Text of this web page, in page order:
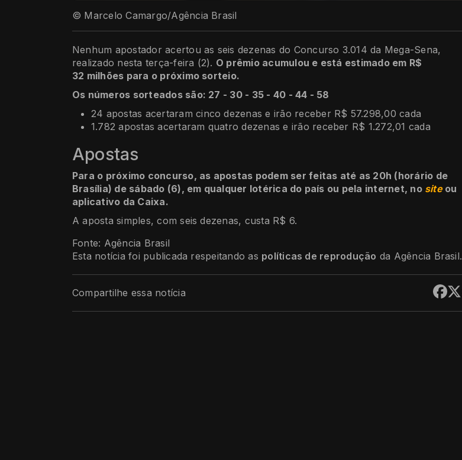
© Marcelo Camargo/Agência Brasil
Nenhum apostador acertou as seis dezenas do Concurso 3.014 da Mega-Sena,
realizado nesta terça-feira (2). O prêmio acumulou e está estimado em R$
32 milhões para o próximo sorteio.
Os números sorteados são: 27 - 30 - 35 - 40 - 44 - 58
24 apostas acertaram cinco dezenas e irão receber R$ 57.298,00 cada
1.782 apostas acertaram quatro dezenas e irão receber R$ 1.272,01 cada
Apostas
Para o próximo concurso, as apostas podem ser feitas até as 20h (horário de
Brasília) de sábado (6), em qualquer lotérica do país ou pela internet, no siteou
aplicativo da Caixa.
A aposta simples, com seis dezenas, custa R$ 6.
Fonte: Agência Brasil
Esta notícia foi publicada respeitando as políticas de reprodução da Agência Brasil.
Compartilhe essa notícia